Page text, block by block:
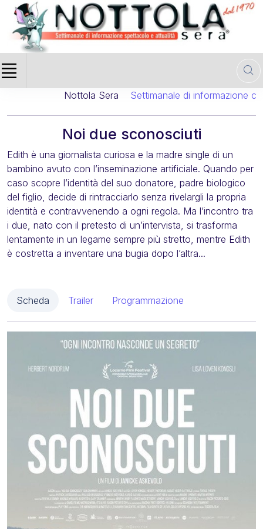
Nottola Sera Settimanale di informazione
Noi due sconosciuti
Edith è una giornalista curiosa e la madre single di un
bambino avuto con l’inseminazione artificiale. Quando per
caso scopre l’identità del suo donatore, padre biologico
del figlio, decide di rintracciarlo senza rivelargli la propria
identità e contravvenendo a ogni regola. Ma l’incontro tra
i due, nato con il pretesto di un’intervista, si trasforma
lentamente in un legame sempre più stretto, mentre Edith
è costretta a inventare una bugia dopo l’altra...
Scheda Trailer Programmazione